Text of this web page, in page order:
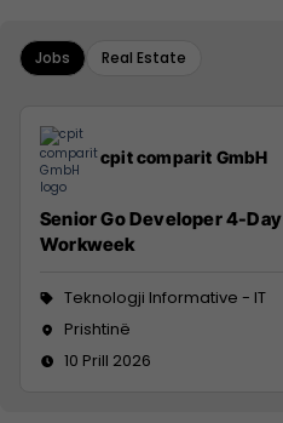
Jobs Real Estate
cpit comparit GmbH
Senior Go Developer 4-Day
Workweek
Teknologji Informative - IT
Prishtinë
10 Prill 2026